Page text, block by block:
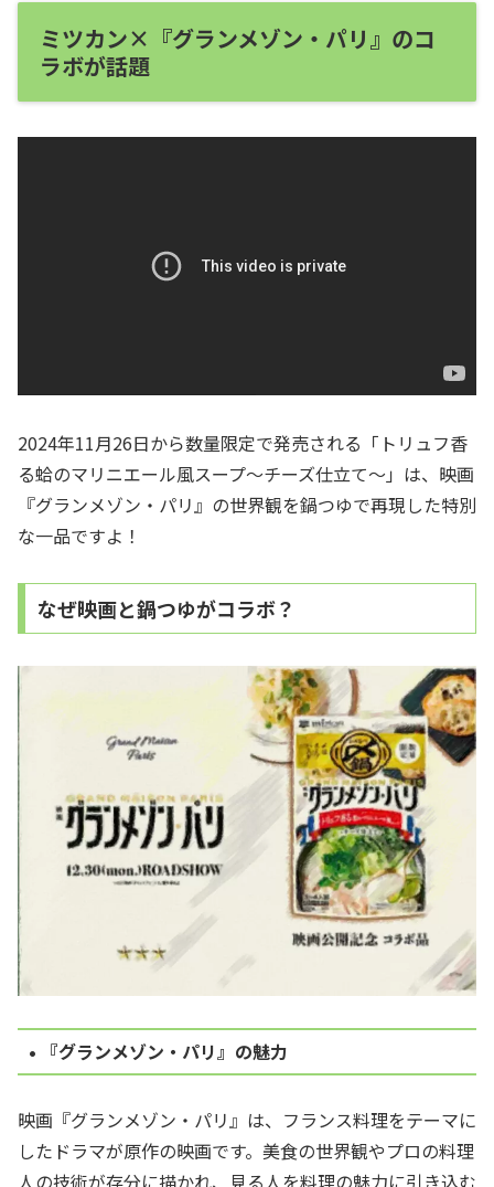
ミツカン×『グランメゾン・パリ』のコ
ラボが話題
2024年11月26日から数量限定で発売される「トリュフ香
る蛤のマリニエール風スープ～チーズ仕立て～」は、映画
『グランメゾン・パリ』の世界観を鍋つゆで再現した特別
な一品ですよ！
なぜ映画と鍋つゆがコラボ？
• 『グランメゾン・パリ』の魅力
映画『グランメゾン・パリ』は、フランス料理をテーマに
したドラマが原作の映画です。美食の世界観やプロの料理
人の技術が存分に描かれ、見る人を料理の魅力に引き込む